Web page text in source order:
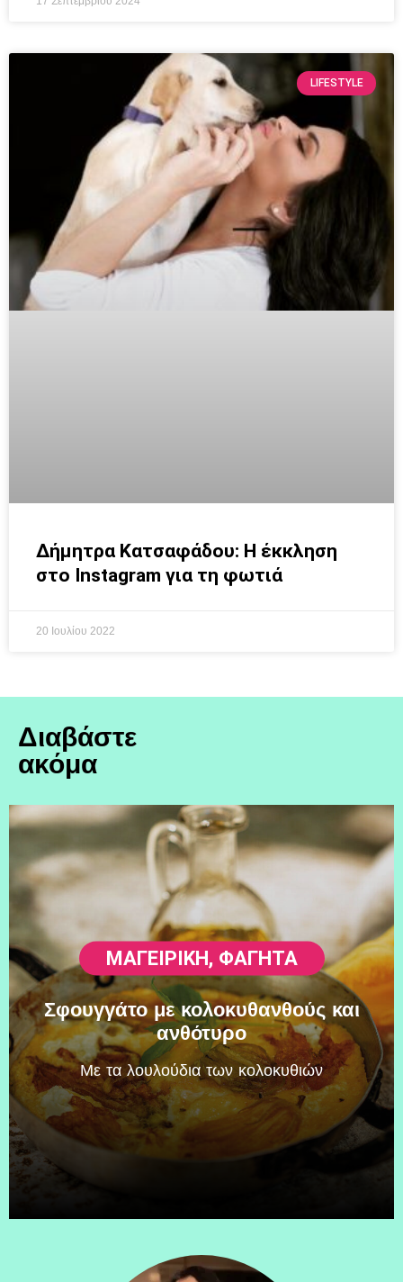
LIFESTYLE
Δήμητρα Κατσαφάδου: Η έκκληση
στο Instagram για τη φωτιά
20 Ιουλίου 2022
Διαβάστε
ακόμα
ΜΑΓΕΙΡΙΚΗ, ΦΑΓΗΤΆ
Σφουγγάτο με κολοκυθανθούς και
ανθότυρο
Mε τα λουλούδια των κολοκυθιών